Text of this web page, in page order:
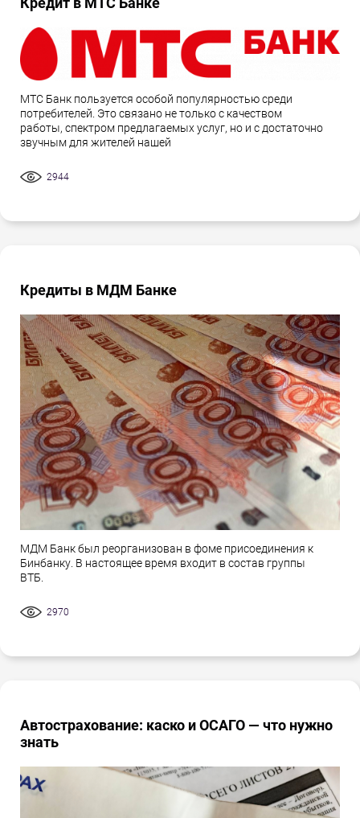
МТС Банк пользуется особой популярностью среди
потребителей. Это связано не только с качеством
работы, спектром предлагаемых услуг, но и с достаточно
звучным для жителей нашей
2944
Кредиты в МДМ Банке
МДМ Банк был реорганизован в фоме присоединения к
Бинбанку. В настоящее время входит в состав группы
ВТБ.
2970
Автострахование: каско и ОСАГО — что нужно
знать